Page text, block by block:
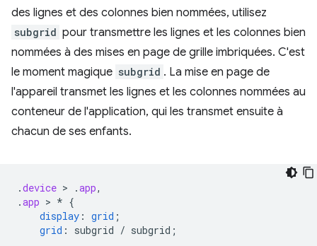
des lignes et des colonnes bien nommées, utilisez
subgrid pour transmettre les lignes et les colonnes bien
nommées à des mises en page de grille imbriquées. C'est
le moment magique subgrid . La mise en page de
l'appareil transmet les lignes et les colonnes nommées au
conteneur de l'application, qui les transmet ensuite à
chacun de ses enfants.
.device > .app,
.app > * {
display : grid ;
grid : subgrid / subgrid ;